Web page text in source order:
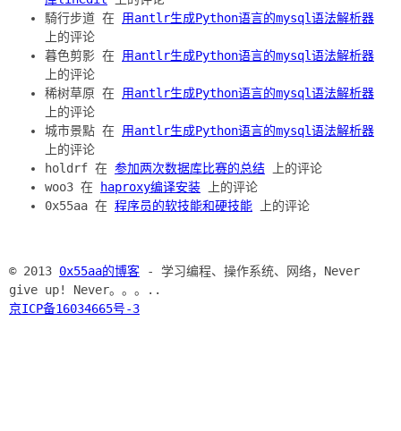
騎行步道 在 用antlr生成Python语言的mysql语法解析器
上的评论
暮色剪影 在 用antlr生成Python语言的mysql语法解析器
上的评论
稀树草原 在 用antlr生成Python语言的mysql语法解析器
上的评论
城市景點 在 用antlr生成Python语言的mysql语法解析器
上的评论
holdrf 在 参加两次数据库比赛的总结 上的评论
woo3 在
haproxy编译安装 上的评论
0x55aa 在 程序员的软技能和硬技能 上的评论
© 2013 0x55aa的博客 - 学习编程、操作系统、网络，Never
give up! Never。。。..
京ICP备16034665号-3